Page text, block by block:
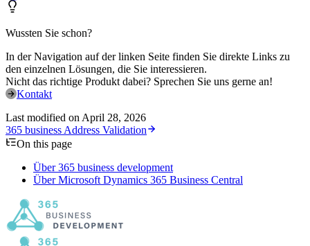
Wussten Sie schon?
In der Navigation auf der linken Seite finden Sie direkte Links zu
den einzelnen Lösungen, die Sie interessieren.
Nicht das richtige Produkt dabei? Sprechen Sie uns gerne an!
Kontakt
Last modified on April 28, 2026
365 business Address Validation
On this page
Über 365 business development
Über Microsoft Dynamics 365 Business Central